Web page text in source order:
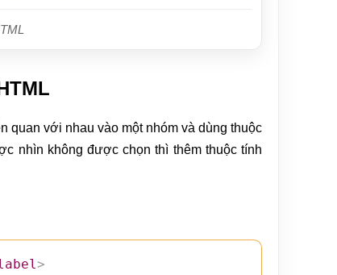
quan với nhau vào một nhóm và dùng thuộc
nhìn không được chọn thì thêm thuộc tính
>